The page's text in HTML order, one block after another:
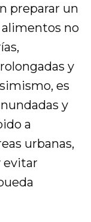
preparar un
no
y
es
y
a
urbanas,
evitar